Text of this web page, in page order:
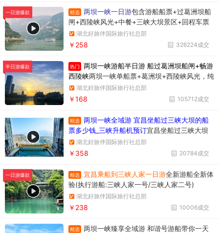
一日游爆款 精选 两坝一峡一日游包含游船船票+过葛洲坝船
闸+西陵峡风光+中餐+三峡大坝景区+回程车票
湖北好旅伴国际旅行社总部
326224成交
￥258
半日游爆款 热门
两坝一峡游船半日游 船过葛洲坝船闸+畅游
西陵峡两坝一峡单船票+葛洲坝+西陵峡风光，纯
玩无购物，时间短内容丰富
湖北好旅伴国际旅行社总部
105712成交
￥168
精选
两坝一峡全域游 宜昌坐船过三峡大坝的船
票多少钱_三峡升船机预订宜昌坐船过三峡大坝
升船机一日游358元/人，一天时间坐船过两个
坝，葛洲坝和三峡大坝。
湖北好旅伴国际旅行社总部
20784成交
￥358
一日游爆款 精选 宜昌乘船到三峡人家一日游全新游船全新体
验(执行游船:三峡人家一号/三峡人家二号)
湖北好旅伴国际旅行社总部
10006成交
￥238
精选
两坝一峡臻享全域游 和谐号游船带你一天